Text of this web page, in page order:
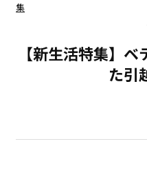
集
【新生活特集】
た引